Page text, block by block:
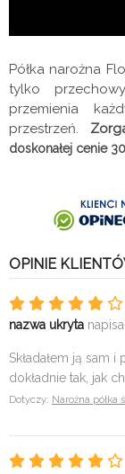
Półka narożna
tylko
przemienia
przestrzeń.
doskonałej cenie
OPINIE
nazwa ukryta
Składałem ją sam
dokładnie tak, jak
Dotyczy: Narożna półka